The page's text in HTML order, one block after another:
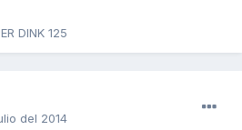
DINK 125
del 2014